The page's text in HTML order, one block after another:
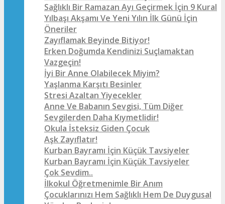
Sağlıklı Bir Ramazan Ayı Geçirmek İçin 9 Kural
Yılbaşı Akşamı Ve Yeni Yılın İlk Günü İçin
Öneriler
Zayıflamak Beyinde Bitiyor!
Erken Doğumda Kendinizi Suçlamaktan
Vazgeçin!
İyi Bir Anne Olabilecek Miyim?
Yaşlanma Karşıtı Besinler
Stresi Azaltan Yiyecekler
Anne Ve Babanın Sevgisi, Tüm Diğer
Sevgilerden Daha Kıymetlidir!
Okula İsteksiz Giden Çocuk
Aşk Zayıflatır!
Kurban Bayramı İçin Küçük Tavsiyeler
Kurban Bayramı İçin Küçük Tavsiyeler
Çok Sevdim..
İlkokul Öğretmenimle Bir Anım
Çocuklarınızı Hem Sağlıklı Hem De Duygusal